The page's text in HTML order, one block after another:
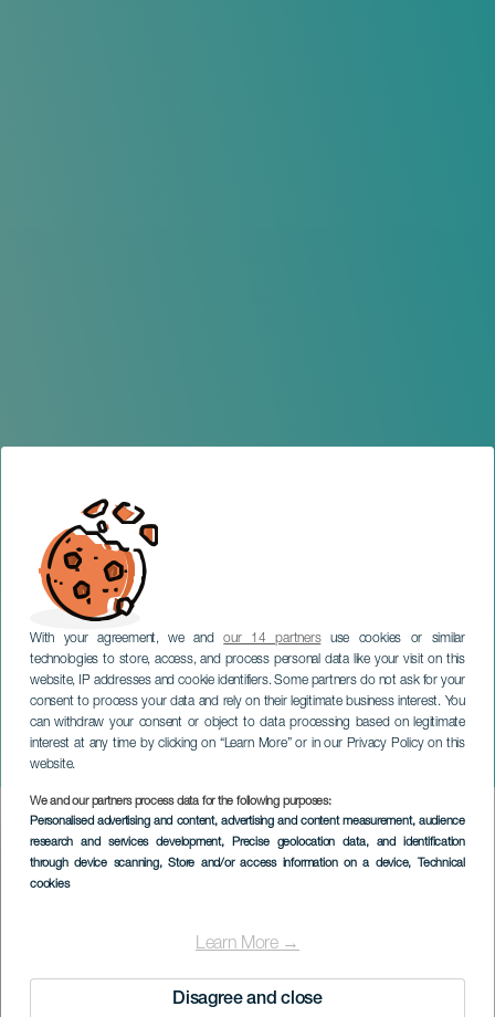
With your agreement, we andour 14 partnersuse cookies or similar
technologies to store, access, and process personal data like your visit on this
website, IP addresses and cookie identifiers. Some partners do not ask for your
consent to process your data and rely on their legitimate business interest. You
can withdraw your consent or object to data processing based on legitimate
interest at any time by clicking on “Learn More” or in our Privacy Policy on this
website.
We and our partners process data for the following purposes:
Personalised advertising and content, advertising and content measurement, audience
research and services development, Precise geolocation data, and identification
through device scanning, Store and/or access information on a device, Technical
cookies
Learn More →
Disagree and close
Gesungene Poesie mit
Dácil Santana
GRAN CANARIA
Imagen
Listado